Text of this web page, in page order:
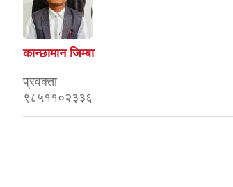
कान्छामान जिम्बा
प्रवक्ता
९८५११०२३३६